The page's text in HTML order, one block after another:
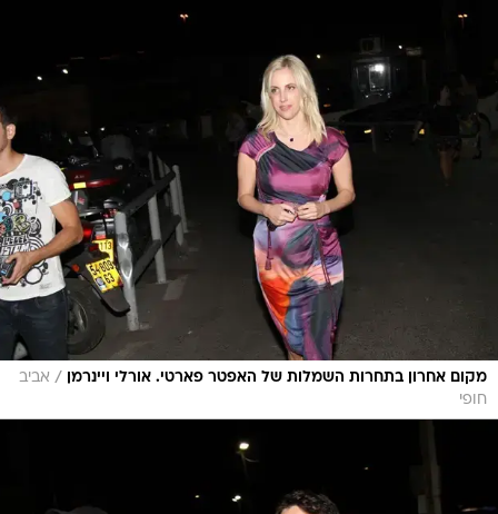
מקום אחרון בתחרות השמלות של האפטר פארטי. אורלי ויינרמן / אביב
חופי